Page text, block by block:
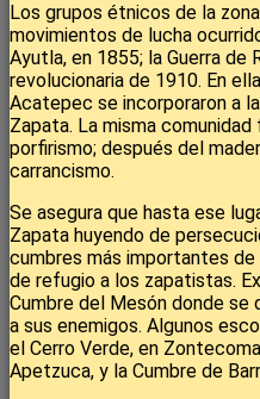
Los grupos étnicos de la
movimientos de lucha
Ayutla, en 1855; la Guerra de
revolucionaria de 1910. En
Acatepec se incorporaron a
Zapata. La misma
porfirismo; después del
carrancismo.
Se asegura que hasta ese
Zapata huyendo de
cumbres más importantes
de refugio a los zapatistas.
Cumbre del Mesón donde se
a sus enemigos. Algunos
el Cerro Verde, en
Apetzuca, y la Cumbre de